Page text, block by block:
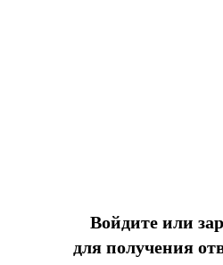
Войдите или
для получения